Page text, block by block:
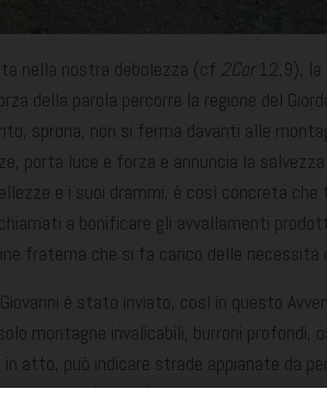
nella nostra debolezza (cf 2Cor 12,9), la
della parola percorre la regione del
sprona, non si ferma davanti alle
porta luce e forza e annuncia la
e i suoi drammi, è così concreta
chiamati a bonificare gli avvallamenti
fraterna che si fa carico delle necessità
è stato inviato, così in questo
montagne invalicabili, burroni
in atto, può indicare strade appianate da
a salvarvi” (Is35,4).